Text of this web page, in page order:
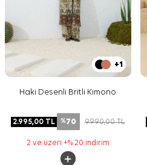
+1
Haki Desenli Britli Kimono
2.995,00TL %70 9.990,00TL
2 ve üzeri +% 20 indirim